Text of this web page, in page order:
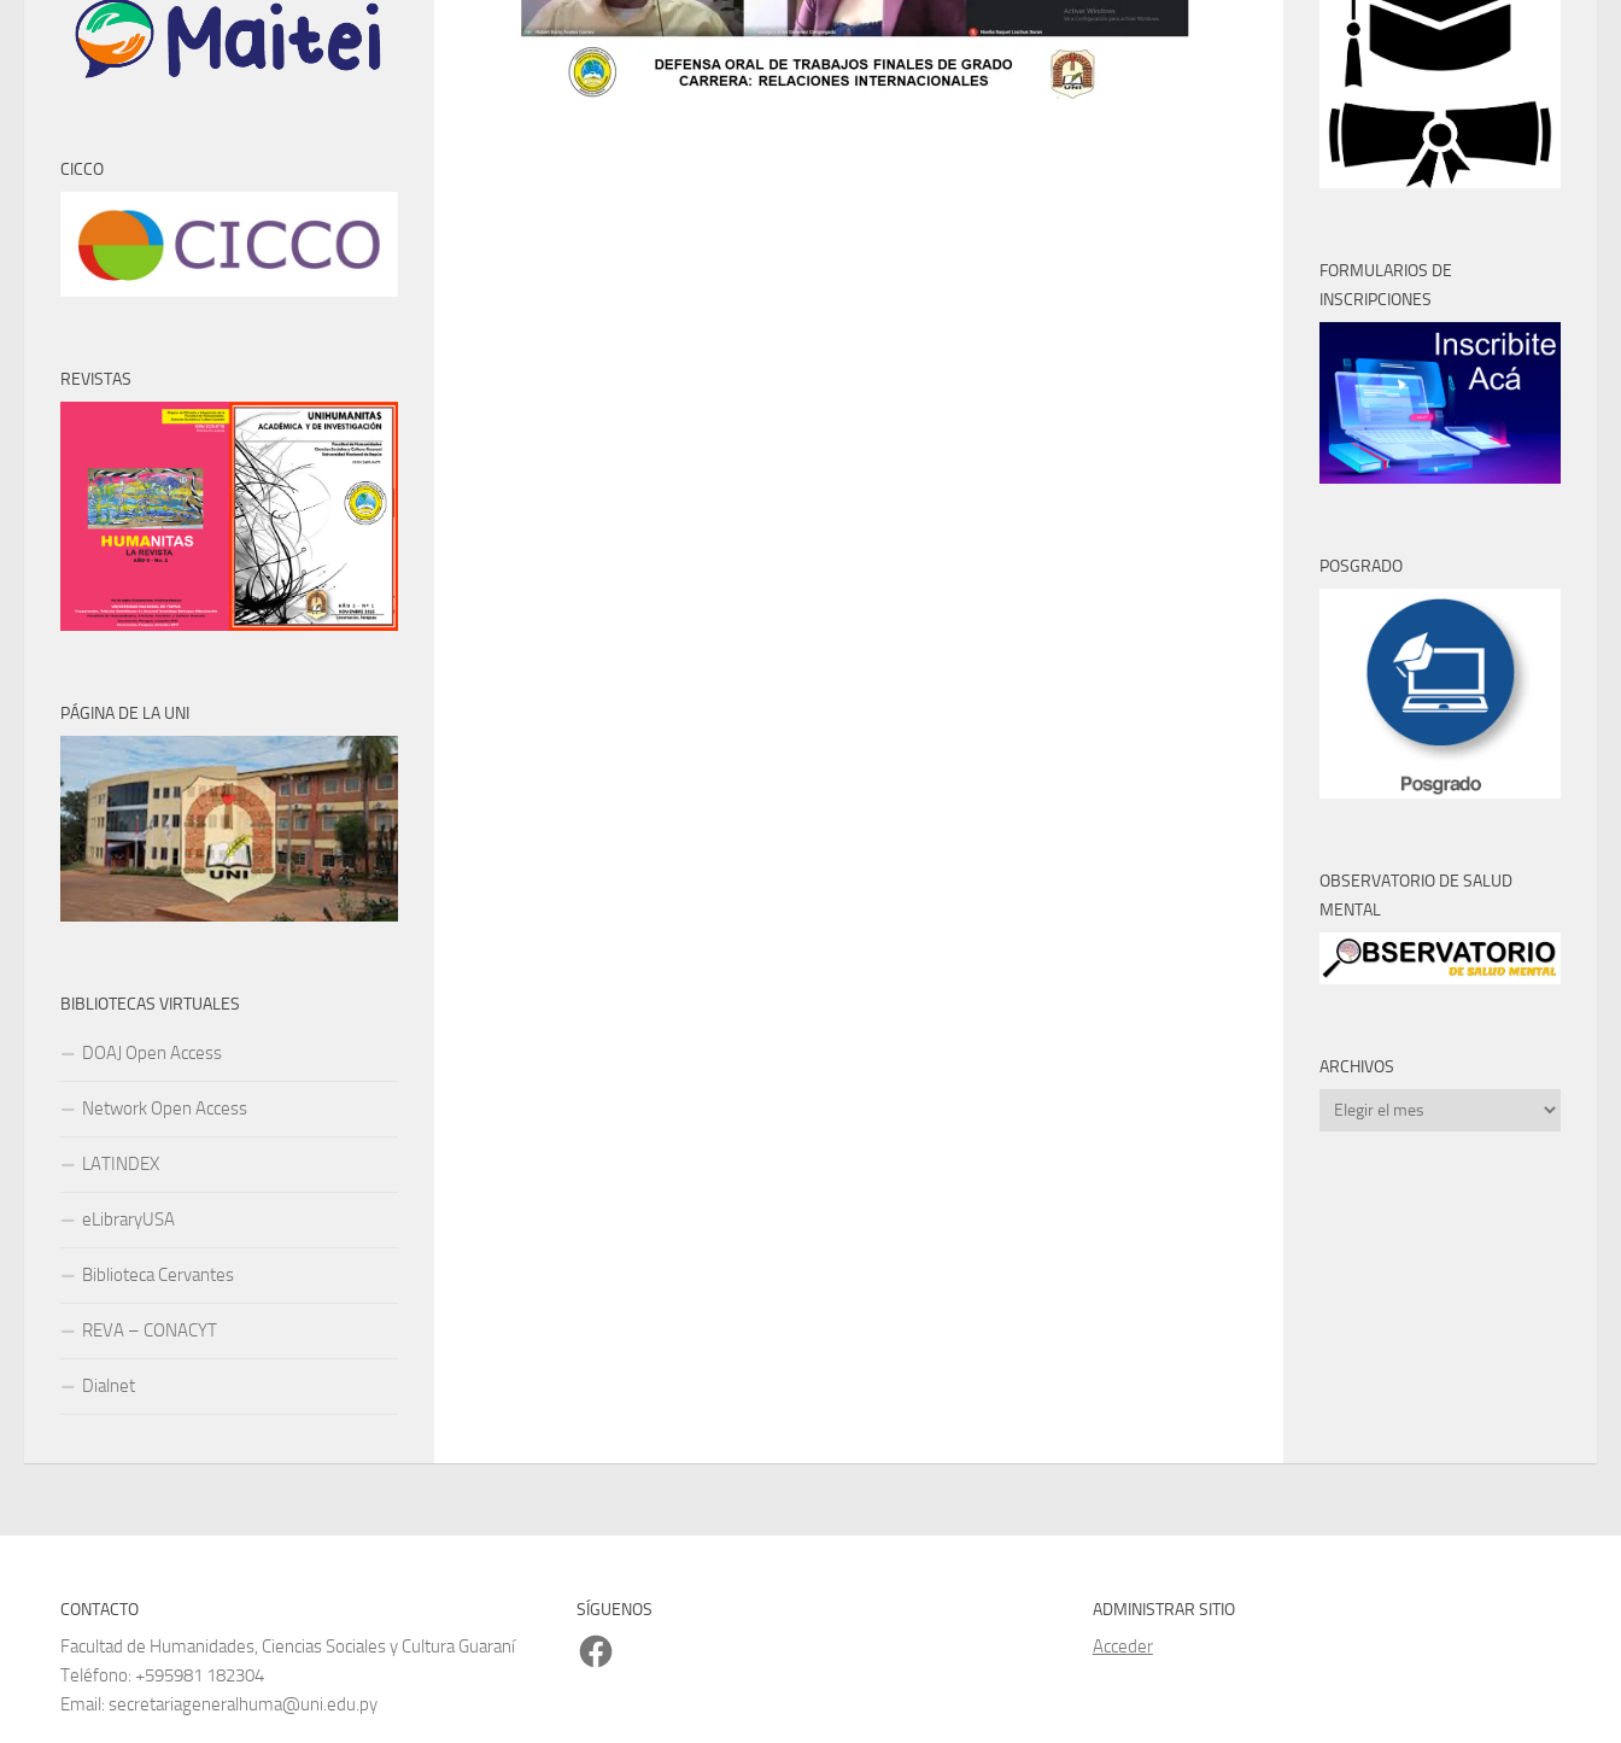
CICCO
REVISTAS
PÁGINA DE LA UNI
BIBLIOTECAS VIRTUALES
DOAJ Open Access
Network Open Access
LATINDEX
eLibraryUSA
Biblioteca Cervantes
REVA – CONACYT
Dialnet
FORMULARIOS DE
INSCRIPCIONES
POSGRADO
OBSERVATORIO DE SALUD
MENTAL
ARCHIVOS
Archivos
CONTACTO
Facultad de Humanidades, Ciencias Sociales y Cultura Guaraní
Teléfono: +595981 182304
Email: secretariageneralhuma@uni.edu.py
SÍGUENOS
Facebook
ADMINISTRAR SITIO
Acceder